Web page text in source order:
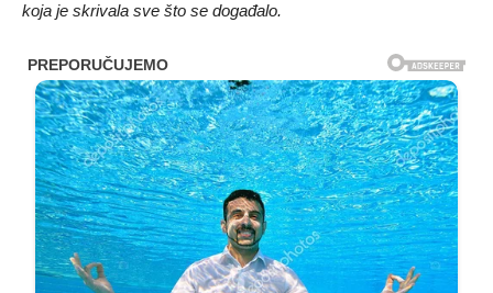
koja je skrivala sve što se događalo.